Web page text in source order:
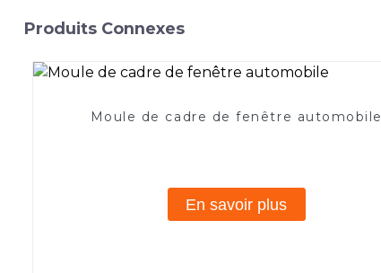
Produits Connexes
Moule de cadre de fenêtre automobile
En savoir plus